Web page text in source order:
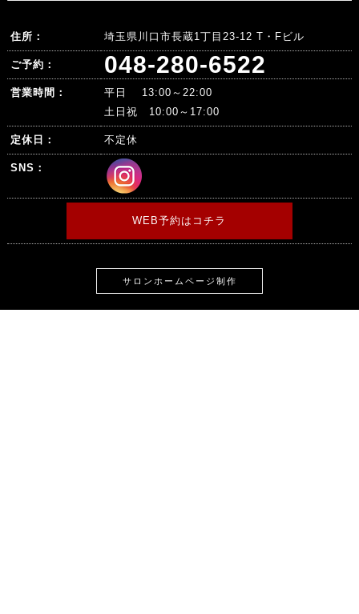
住所： 埼玉県川口市長蔵1丁目23-12 T・Fビル
ご予約： 048-280-6522
営業時間：
平日 13:00～22:00
土日祝 10:00～17:00
定休日： 不定休
SNS：
WEB予約はコチラ
サロンホームページ制作